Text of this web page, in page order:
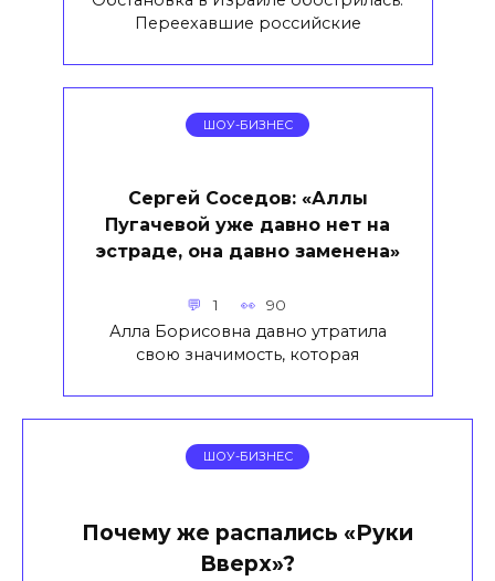
Переехавшие российские
ШОУ-БИЗНЕС
Сергей Соседов: «Аллы
Пугачевой уже давно нет на
эстраде, она давно заменена»
1 90
Алла Борисовна давно утратила
свою значимость, которая
ШОУ-БИЗНЕС
Почему же распались «Руки
Вверх»?